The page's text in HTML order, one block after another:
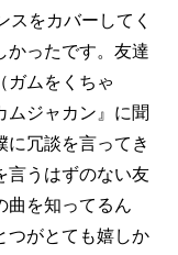
スをカバーしてく
かったです。友達
ガムをくちゃ
ムジャカン』に聞
に冗談を言ってき
言うはずのない友
曲を知ってるん
つがとても嬉しか